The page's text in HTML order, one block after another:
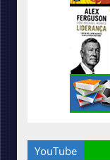
YouTube